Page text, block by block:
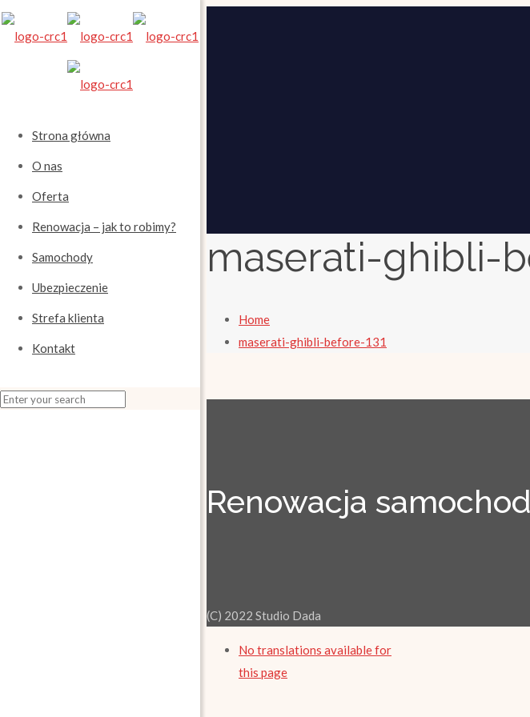
Strona główna
O nas
Oferta
Renowacja – jak to robimy?
Samochody
Ubezpieczenie
Strefa klienta
Kontakt
maserati-ghibli-
Home
maserati-ghibli-before-131
Renowacja
(C) 2022 Studio Dada
No translations available for
this page